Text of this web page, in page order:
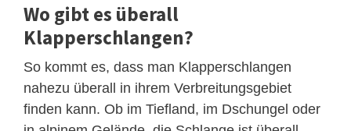
Wo gibt es überall
Klapperschlangen?
So kommt es, dass man Klapperschlangen
nahezu überall in ihrem Verbreitungsgebiet
finden kann. Ob im Tiefland, im Dschungel oder